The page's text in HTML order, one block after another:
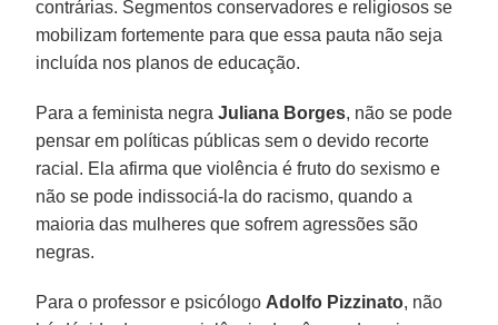
contrárias. Segmentos conservadores e religiosos se
mobilizam fortemente para que essa pauta não seja
incluída nos planos de educação.
Para a feminista negraJuliana Borges, não se pode
pensar em políticas públicas sem o devido recorte
racial. Ela afirma que violência é fruto do sexismo e
não se pode indissociá-la do racismo, quando a
maioria das mulheres que sofrem agressões são
negras.
Para o professor e psicólogo Adolfo Pizzinato, não